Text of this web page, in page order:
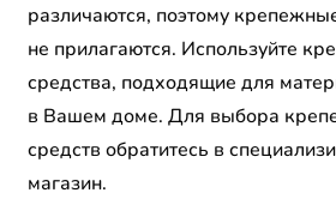
различаются, поэтому
не прилагаются. Используйте
средства, подходящие для
в Вашем доме. Для выбора
средств обратитесь в
магазин.